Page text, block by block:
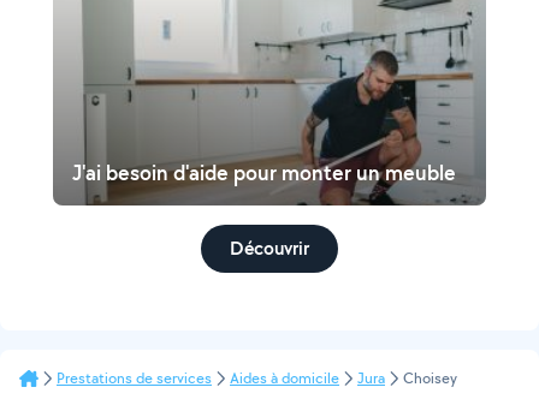
J'ai besoin d'aide pour monter un meuble
Découvrir
Prestations de services Aides à domicile Jura Choisey